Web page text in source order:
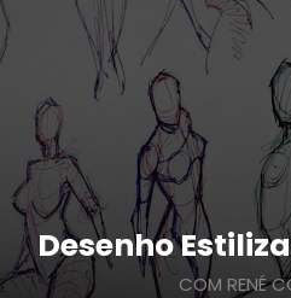
Português
Desenho
COM RENÉ